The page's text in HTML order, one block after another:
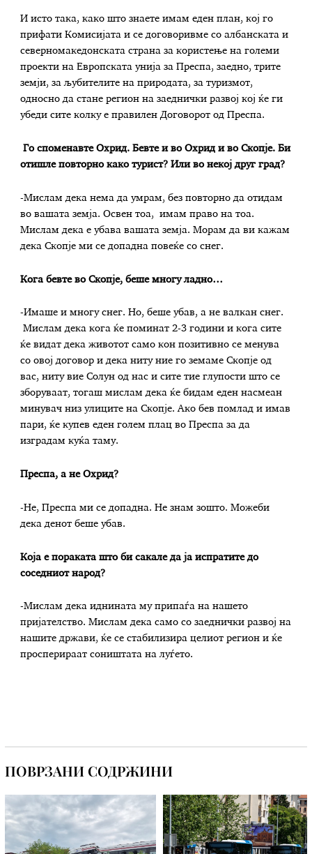
И исто така, како што знаете имам еден план, кој го
прифати Комисијата и се договоривме со албанската и
северномакедонската страна за користење на големи
проекти на Европската унија за Преспа, заедно, трите
земји, за љубителите на природата, за туризмот,
односно да стане регион на заеднички развој кој ќе ги
убеди сите колку е правилен Договорот од Преспа.
Го споменавте Охрид. Бевте и во Охрид и во Скопје. Би
отишле повторно како турист? Или во некој друг град?
-Мислам дека нема да умрам, без повторно да отидам
во вашата земја. Освен тоа, имам право на тоа.
Мислам дека е убава вашата земја. Морам да ви кажам
дека Скопје ми се допадна повеќе со снег.
Кога бевте во Скопје, беше многу ладно…
-Имаше и многу снег. Но, беше убав, а не валкан снег.
Мислам дека кога ќе поминат 2-3 години и кога сите
ќе видат дека животот само кон позитивно се менува
со овој договор и дека ниту ние го земаме Скопје од
вас, ниту вие Солун од нас и сите тие глупости што се
зборуваат, тогаш мислам дека ќе бидам еден насмеан
минувач низ улиците на Скопје. Ако бев помлад и имав
пари, ќе купев еден голем плац во Преспа за да
изградам куќа таму.
Преспа, а не Охрид?
-Не, Преспа ми се допадна. Не знам зошто. Можеби
дека денот беше убав.
Која е пораката што би сакале да ја испратите до
соседниот народ?
-Мислам дека иднината му припаѓа на нашето
пријателство. Мислам дека само со заеднички развој на
нашите држави, ќе се стабилизира целиот регион и ќе
просперираат соништата на луѓето.
ПОВРЗАНИ СОДРЖИНИ